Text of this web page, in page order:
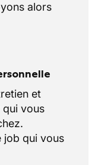
alors
et
qui vous
job qui vous